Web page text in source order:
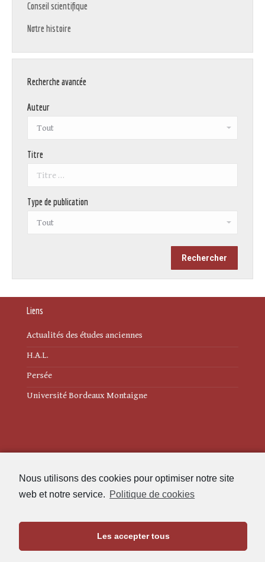
Nous utilisons des cookies pour optimiser notre site
web et notre service. Politique de cookies
Les accepter tous
Conseil scientifique
Notre histoire
Recherche avancée
Auteur
Titre
Type de publication
Liens
Actualités des études anciennes
H.A.L.
Persée
Université Bordeaux Montaigne
Politique de cookies (UE)
Maison de l'Archéologie